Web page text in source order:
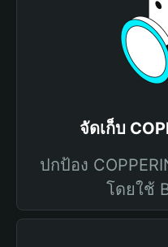
จัดเก็บ
ปกป้อง
โดยใช้